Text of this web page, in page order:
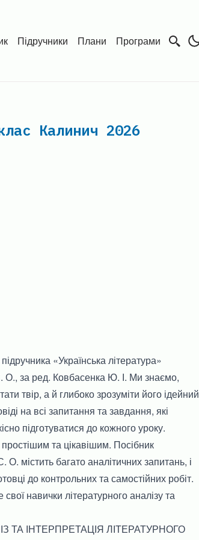
Підручники Плани Програми
Калинич 2026
«Українська література»
О., за ред. Ковбасенка Ю. І. Ми знаємо,
твір, а й глибоко зрозуміти його ідейний
на всі запитання та завдання, які
підготуватися до кожного уроку.
та цікавішим. Посібник
містить багато аналітичних запитань, і
до контрольних та самостійних робіт.
навички літературного аналізу та
ТА ІНТЕРПРЕТАЦІЯ ЛІТЕРАТУРНОГО